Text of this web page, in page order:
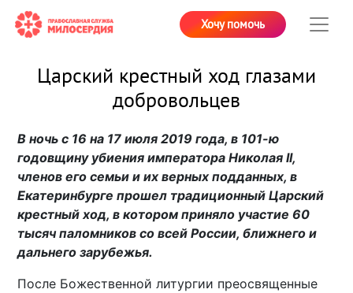
Хочу помочь
Царский крестный ход глазами
добровольцев
В ночь с 16 на 17 июля 2019 года, в 101-ю
годовщину убиения императора Николая II,
членов его семьи и их верных подданных, в
Екатеринбурге прошел традиционный Царский
крестный ход, в котором приняло участие 60
тысяч паломников со всей России, ближнего и
дальнего зарубежья.
После Божественной литургии преосвященные